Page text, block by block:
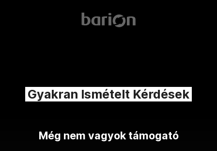
Gyakran Ismételt Kérdések
Még nem vagyok támogató